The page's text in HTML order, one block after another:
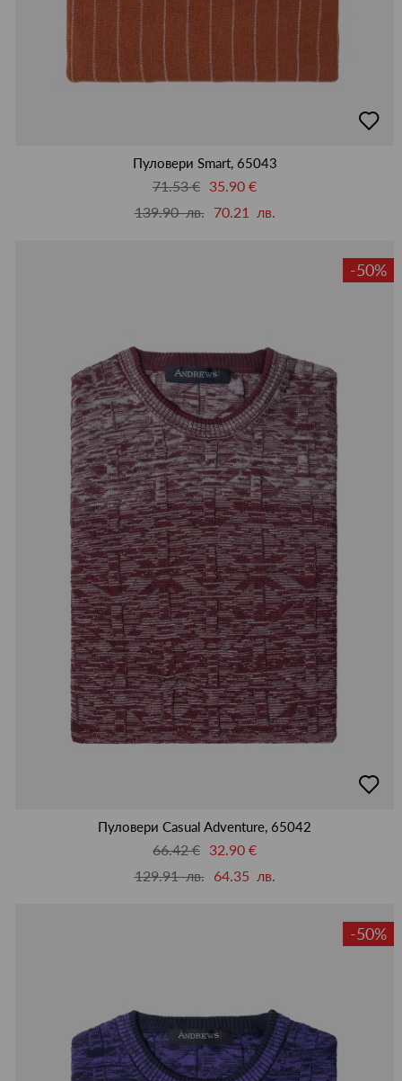
в
Пуловери Smart, 65043
71.53 € 35.90 €
139.90 лв.
70.21 лв.
-50%
в
Пуловери Casual Adventure, 65042
66.42 € 32.90 €
129.91 лв.
64.35 лв.
-50%